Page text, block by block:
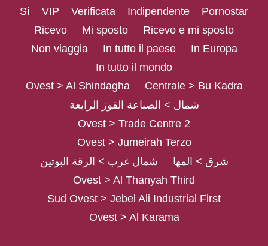
Sì
VIP Verificata Indipendente
Pornostar
Ricevo
Mi sposto
Ricevo e mi sposto
Non viaggia
In tutto il paese
In Europa
In tutto il mondo
Ovest > Al Shindagha
Centrale > Bu Kadra
شمال > الصناعة القوز الرابعة
Ovest > Trade Centre 2
Ovest > Jumeirah Terzo
شمال غرب > الرقة البوتين
شرق > المها
Ovest > Al Thanyah Third
Sud Ovest > Jebel Ali Industrial First
Ovest > Al Karama